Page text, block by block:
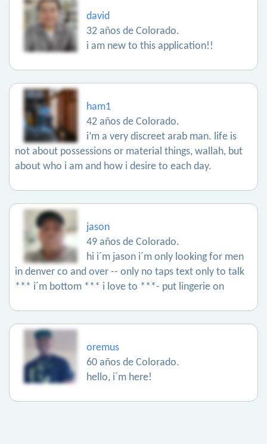
david
32 años de Colorado.
i am new to this application!!
ham1
42 años de Colorado.
i’m a very discreet arab man. life is
not about possessions or material things, wallah, but
about who i am and how i desire to each day.
jason
49 años de Colorado.
hi i´m jason i´m only looking for men
in denver co and over -- only no taps text only to talk
*** i´m bottom *** i love to ***- put lingerie on
oremus
60 años de Colorado.
hello, i´m here!